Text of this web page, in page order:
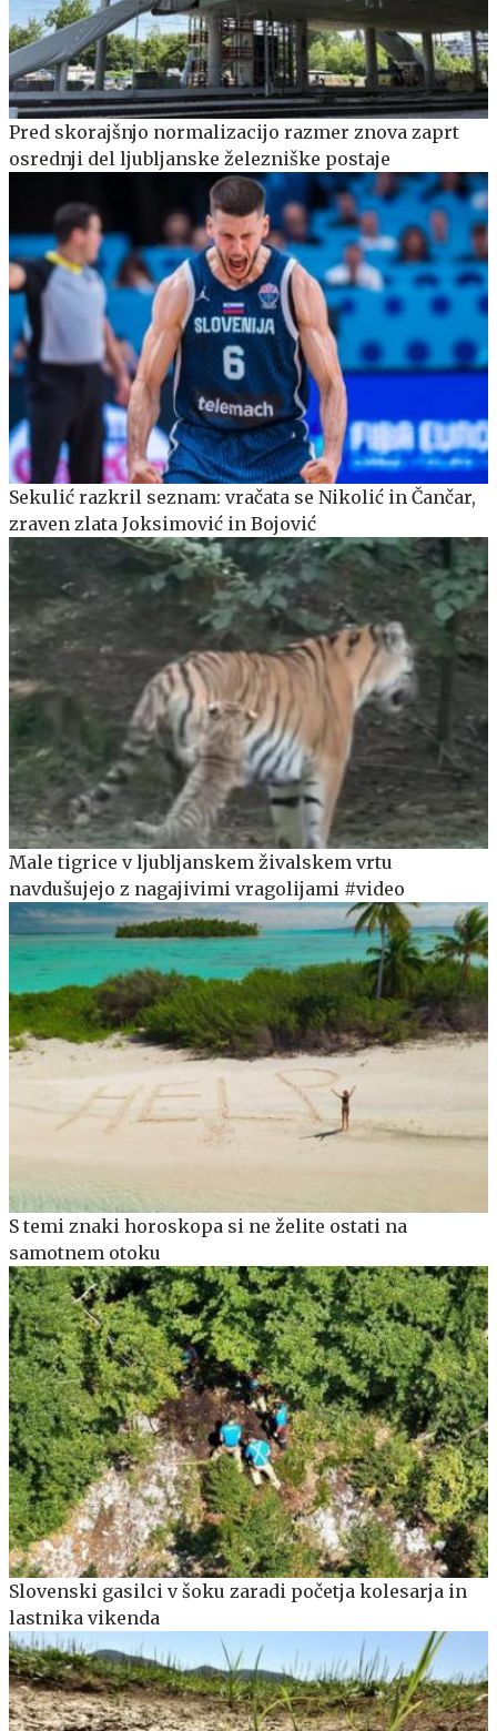
Pred skorajšnjo normalizacijo razmer znova zaprt
osrednji del ljubljanske železniške postaje
Sekulić razkril seznam: vračata se Nikolić in Čančar,
zraven zlata Joksimović in Bojović
Male tigrice v ljubljanskem živalskem vrtu
navdušujejo z nagajivimi vragolijami #video
S temi znaki horoskopa si ne želite ostati na
samotnem otoku
Slovenski gasilci v šoku zaradi početja kolesarja in
lastnika vikenda